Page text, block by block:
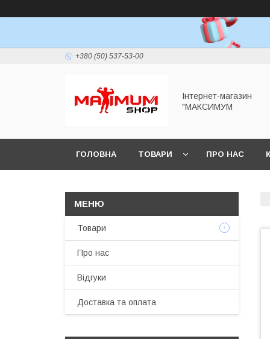
+380 (50) 537-53-00
Інтернет-магазин
"МАКСИМУМ
ГОЛОВНА ТОВАРИ ПРО НАС
Товари
Про нас
Відгуки
Доставка та оплата